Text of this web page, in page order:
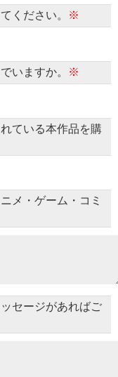
ください。 ※
いますか。 ※
ている本作品を購
メ・ゲーム・コミ
セージがあればご